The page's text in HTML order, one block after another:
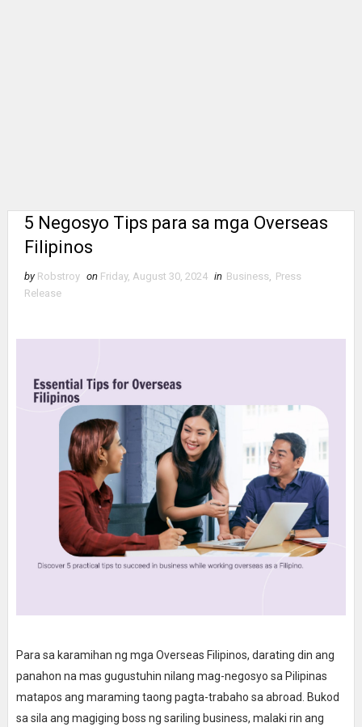
5 Negosyo Tips para sa mga Overseas
Filipinos
by Robstroy on Friday, August 30, 2024 in Business
Press
Release
Para sa karamihan ng mga Overseas Filipinos, darating din ang
panahon na mas gugustuhin nilang mag-negosyo sa Pilipinas
matapos ang maraming taong pagta-trabaho sa abroad. Bukod
sa sila ang magiging boss ng sariling business, malaki rin ang